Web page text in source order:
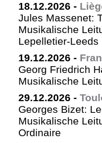
18.12.2026 -
Jules Massenet:
Musikalische
Lepelletier-Leeds
19.12.2026 -
Georg Friedrich
Musikalische
29.12.2026 -
Georges Bizet:
Musikalische
Ordinaire